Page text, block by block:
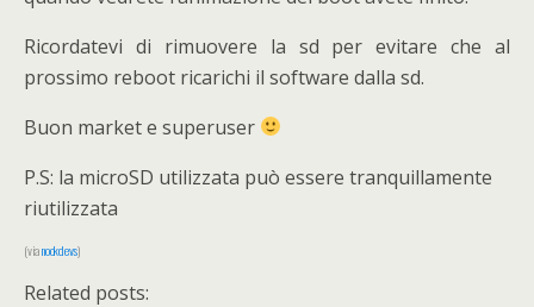
Ricordatevi di rimuovere la sd per evitare che al
prossimo reboot ricarichi il software dalla sd.
Buon market e superuser
P.S: la microSD utilizzata può essere tranquillamente
riutilizzata
(vianookdevs)
Related posts: